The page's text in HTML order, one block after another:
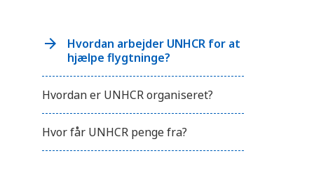
Hvordan arbejder UNHCR for at
hjælpe flygtninge?
Hvordan er UNHCR organiseret?
Hvor får UNHCR penge fra?